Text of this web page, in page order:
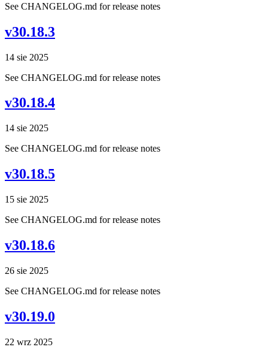
See CHANGELOG.md for release notes
v30.18.3
14 sie 2025
See CHANGELOG.md for release notes
v30.18.4
14 sie 2025
See CHANGELOG.md for release notes
v30.18.5
15 sie 2025
See CHANGELOG.md for release notes
v30.18.6
26 sie 2025
See CHANGELOG.md for release notes
v30.19.0
22 wrz 2025